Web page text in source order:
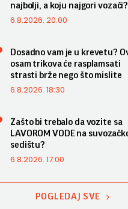
najbolji, a koju najgori vozači?
6.8.2026. 20:00
Dosadno vam je u krevetu?
osam trikova će rasplamsati
strasti brže nego što mislite
6.8.2026. 18:30
Zašto bi trebalo da vozite sa
LAVOROM VODE na
sedištu?
6.8.2026. 17:00
POGLEDAJ SVE